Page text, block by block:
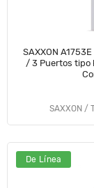
SAXXON
/ 3 Puertos tipo
SAXXON /
De Línea